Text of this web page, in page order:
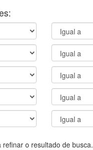
refinar o resultado de busca.